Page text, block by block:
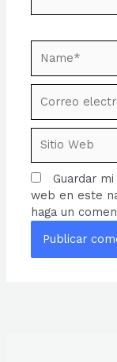
electrónico*
Web
Guardar
web en este
haga un